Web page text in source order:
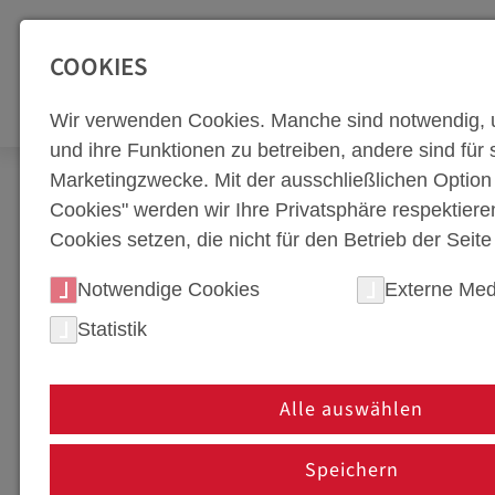
Zur Top Navigation springen [Alt+1]Zur Hauptnavigation
Newsroom Neuigkeiten Automotive.2024 -
AUTOMOTIVE.2024 -
DIE INTERNATIONALE
Dietach, Österreich - Vom 05. bis 06. Juni
Stahlwelt in den Hotspot der internationalen
Automobil Cluster, zieht die renommierte
COOKIES
Wir verwenden Cookies. Manche sind notwendig,
und ihre Funktionen zu betreiben, andere sind für
Marketingzwecke. Mit der ausschließlichen
Cookies" werden wir Ihre Privatsphäre
Cookies setzen, die nicht für den Betrieb der
Notwendige Cookies
Externe
Statistik
Alle auswählen
Speichern